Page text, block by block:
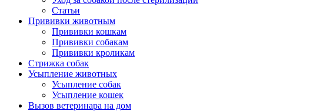
Статьи
Прививки животным
Прививки кошкам
Прививки собакам
Прививки кроликам
Стрижка собак
Усыпление животных
Усыпление собак
Усыпление кошек
Вызов ветеринара на дом